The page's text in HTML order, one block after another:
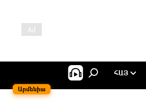
Արմենիա
ՀԱՅ